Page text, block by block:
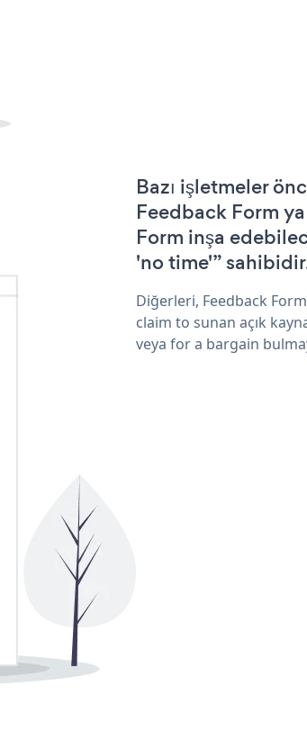
Bazı işletmeler
Feedback Form
Form inşa
'no time'”
Diğerleri, Feedback
claim to sunan açık
veya for a bargain